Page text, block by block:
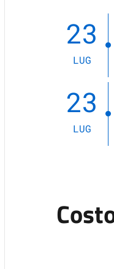
23
LUG
23
LUG